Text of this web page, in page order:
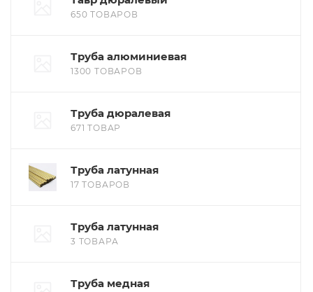
650 ТОВАРОВ
Труба алюминиевая
1300 ТОВАРОВ
Труба дюралевая
671 ТОВАР
Труба латунная
17 ТОВАРОВ
Труба латунная
3 ТОВАРА
Труба медная